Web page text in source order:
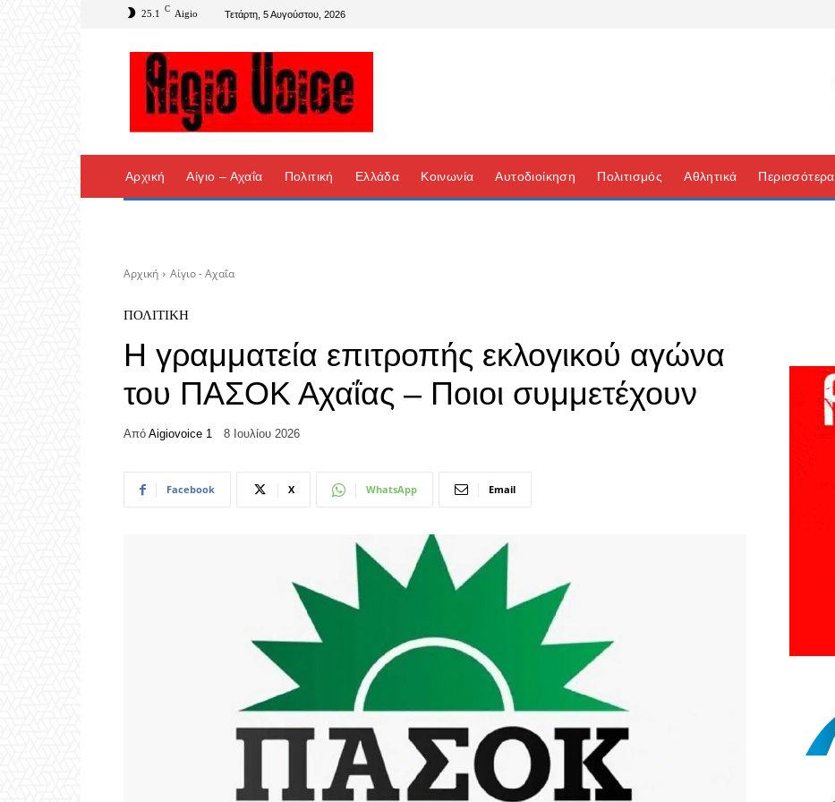
25.1 C Aigio Τετάρτη, 5 Αυγούστου, 2026
Αρχική Αίγιο – Αχαΐα Πολιτική Ελλάδα Κοινωνία Αυτοδιοίκηση Πολιτισμός Αθλητικά Περισσότερα
Αρχική Αίγιο - Αχαΐα
ΠΟΛΙΤΙΚΉ
Η γραμματεία επιτροπής εκλογικού αγώνα
του ΠΑΣΟΚ Αχαΐας – Ποιοι συμμετέχουν
Από Aigiovoice 1 8 Ιουλίου 2026
Facebook X WhatsApp Email